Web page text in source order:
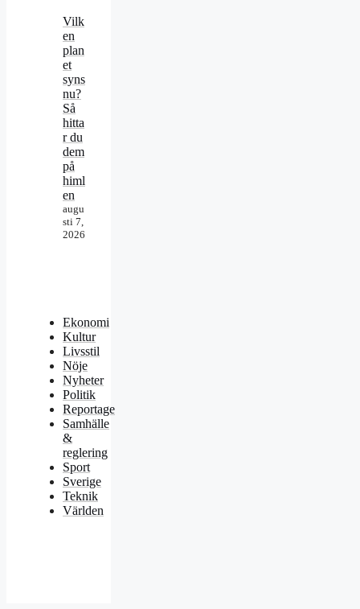
Vilk
en
plan
et
syns
nu?
Så
hitta
r du
dem
på
himl
en
augu
sti 7,
2026
Ekonomi
Kultur
Livsstil
Nöje
Nyheter
Politik
Reportage
Samhälle
&
reglering
Sport
Sverige
Teknik
Världen